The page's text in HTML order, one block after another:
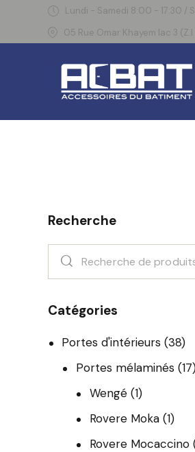
Lundi - Samedi 8:00 - 17:30 /
05 Rue Omar Khayem lac 3
Recherche
Catégories
Portes d'intérieurs (38)
Portes mélaminés
Wengé (1)
Rovere Moka (1)
Rovere Mocaccino